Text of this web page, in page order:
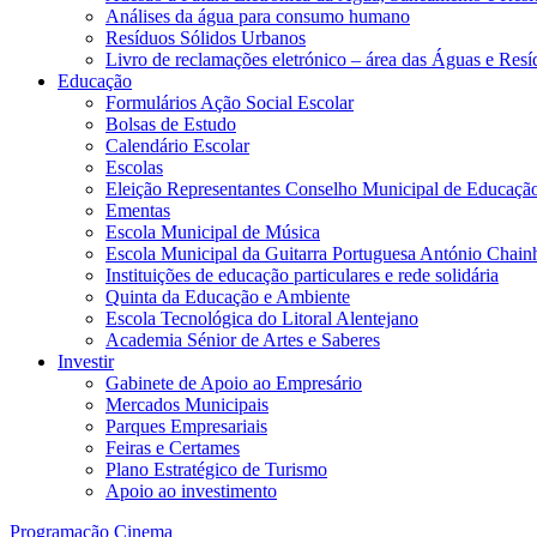
Análises da água para consumo humano
Resíduos Sólidos Urbanos
Livro de reclamações eletrónico – área das Águas e
Educação
Formulários Ação Social Escolar
Bolsas de Estudo
Calendário Escolar
Escolas
Eleição Representantes Conselho Municipal de
Ementas
Escola Municipal de Música
Escola Municipal da Guitarra Portuguesa António
Instituições de educação particulares e rede solidária
Quinta da Educação e Ambiente
Escola Tecnológica do Litoral Alentejano
Academia Sénior de Artes e Saberes
Investir
Gabinete de Apoio ao Empresário
Mercados Municipais
Parques Empresariais
Feiras e Certames
Plano Estratégico de Turismo
Apoio ao investimento
Programação Cinema